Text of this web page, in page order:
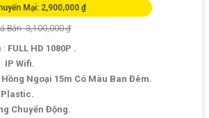
Mại: 2,900,000 ₫
Bán: 3,100,000 ₫
: FULL HD 1080P .
IP Wifi.
Hồng Ngoại 15m Có Màu Ban Đêm.
Chuyển Động.